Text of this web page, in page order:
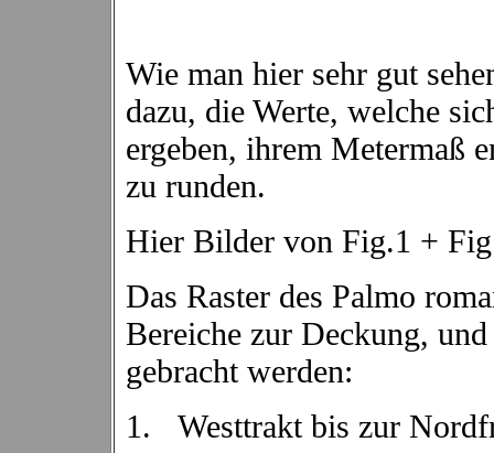
Wie man hier sehr gut
dazu, die Werte, welche
ergeben, ihrem Metermaß
zu runden.
Hier Bilder von Fig.1 +
Das Raster des Palmo
Bereiche zur Deckung,
gebracht werden:
1.
Westtrakt bis zur